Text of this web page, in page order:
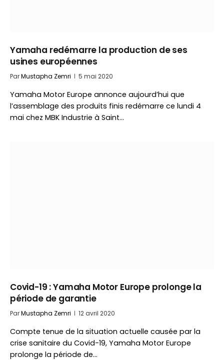
Yamaha redémarre la production de ses
usines européennes
ParMustapha Zemri 5 mai 2020
Yamaha Motor Europe annonce aujourd’hui que
l’assemblage des produits finis redémarre ce lundi 4
mai chez MBK Industrie à Saint…
Covid-19 : Yamaha Motor Europe prolonge la
période de garantie
ParMustapha Zemri 12 avril 2020
Compte tenue de la situation actuelle causée par la
crise sanitaire du Covid-19, Yamaha Motor Europe
prolonge la période de…